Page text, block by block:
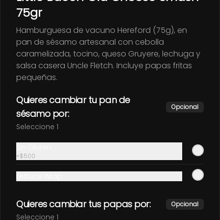
salsa alioli. Incluye
acompañamiento a elección.
$14.900
Drinks
Agua Vital c/gas
Agua Vital s/gas
75gr
Hamburguesa de vacuno Hereford (75g), en
pan de sésamo artesanal con cebolla
caramelizada, tocino, queso Gruyere, lechuga y
salsa casera Uncle Fletch. Incluye papas fritas
pequeñas.
Quieres cambiar tu pan de
sésamo por:
Opcional
Seleccione 1
+$500
Quieres cambiar tus papas por: Opcional
Seleccione 1